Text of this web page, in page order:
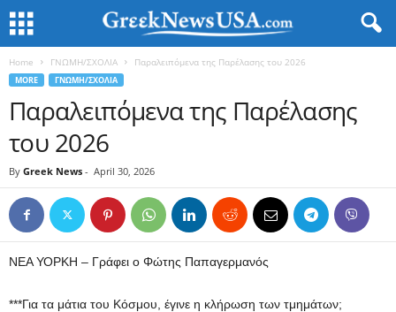
Home ΓΝΩΜΗ/ΣΧΟΛΙΑ Παραλειπόμενα της Παρέλασης του 2026
MORE ΓΝΩΜΗ/ΣΧΟΛΙΑ
Παραλειπόμενα της Παρέλασης
του 2026
By Greek News - April 30, 2026
ΝΕΑ ΥΟΡΚΗ – Γράφει ο Φώτης Παπαγερμανός
***Για τα μάτια του Κόσμου, έγινε η κλήρωση των τμημάτων;